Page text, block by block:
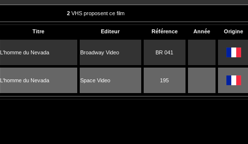
2 VHS proposent ce film
Titre Editeur Référence Année Origine
L'homme du Nevada Broadway Video BR 041
L'homme du Nevada Space Video 195